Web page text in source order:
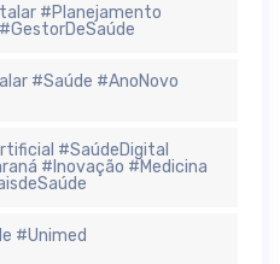
#Planejamento
#Saúde #AnoNovo
#SaúdeDigital
#Inovação #Medicina
#Unimed